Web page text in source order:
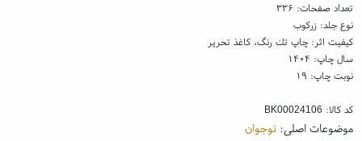
تعداد صفحات: ۳۳۶
نوع جلد: زرکوب
کیفیت اثر: چاپ تك رنگ، کاغذ تحریر
سال چاپ: ۱۴۰۴
نوبت چاپ: ۱۹
کد کالا: BK00024106
موضوعات اصلی:نوجوان